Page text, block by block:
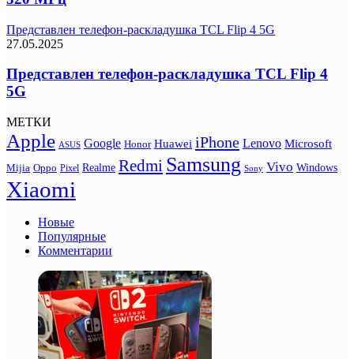
Представлен телефон-раскладушка TCL Flip 4 5G
27.05.2025
Представлен телефон-раскладушка TCL Flip 4
5G
МЕТКИ
Apple ASUS Google Honor Huawei iPhone Lenovo Microsoft
Mijia Oppo Pixel Realme Redmi Samsung Sony Vivo Windows
Xiaomi
Новые
Популярные
Комментарии